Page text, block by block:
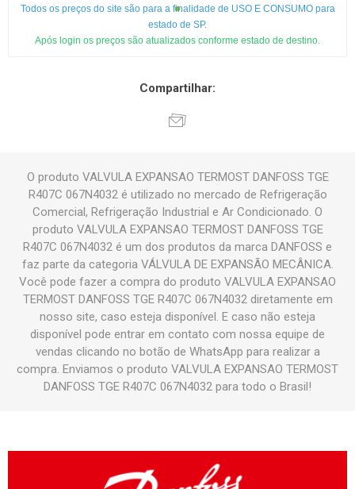
Todos os preços do site são para a finalidade de USO E CONSUMO para
estado de SP.
Após login os preços são atualizados conforme estado de destino.
Compartilhar:
O produto VALVULA EXPANSAO TERMOST DANFOSS TGE
R407C 067N4032 é utilizado no mercado de Refrigeração
Comercial, Refrigeração Industrial e Ar Condicionado. O
produto VALVULA EXPANSAO TERMOST DANFOSS TGE
R407C 067N4032 é um dos produtos da marca DANFOSS e
faz parte da categoria VÁLVULA DE EXPANSÃO MECÂNICA.
Você pode fazer a compra do produto VALVULA EXPANSAO
TERMOST DANFOSS TGE R407C 067N4032 diretamente em
nosso site, caso esteja disponível. E caso não esteja
disponível pode entrar em contato com nossa equipe de
vendas clicando no botão de WhatsApp para realizar a
compra. Enviamos o produto VALVULA EXPANSAO TERMOST
DANFOSS TGE R407C 067N4032 para todo o Brasil!